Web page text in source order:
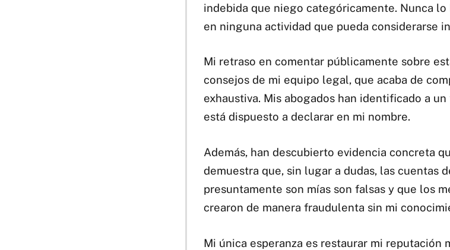
indebida que niego categóricamente. Nunca
en ninguna actividad que pueda considerarse
Mi retraso en comentar públicamente sobre
consejos de mi equipo legal, que acaba de
exhaustiva. Mis abogados han identificado a
está dispuesto a declarar en mi nombre.
Además, han descubierto evidencia concreta
demuestra que, sin lugar a dudas, las cuentas
presuntamente son mías son falsas y que los
crearon de manera fraudulenta sin mi
Mi única esperanza es restaurar mi reputación